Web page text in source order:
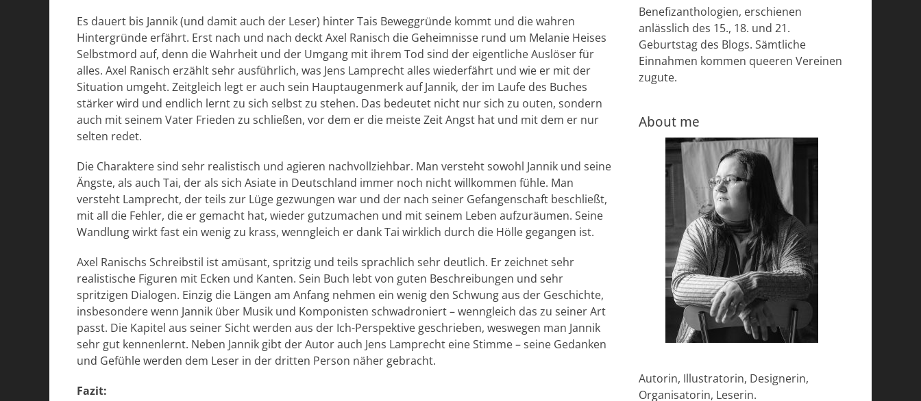
Es dauert bis Jannik (und damit auch der Leser) hinter Tais Beweggründe kommt und die wahren
Hintergründe erfährt. Erst nach und nach deckt Axel Ranisch die Geheimnisse rund um Melanie Heises
Selbstmord auf, denn die Wahrheit und der Umgang mit ihrem Tod sind der eigentliche Auslöser für
alles. Axel Ranisch erzählt sehr ausführlich, was Jens Lamprecht alles wiederfährt und wie er mit der
Situation umgeht. Zeitgleich legt er auch sein Hauptaugenmerk auf Jannik, der im Laufe des Buches
stärker wird und endlich lernt zu sich selbst zu stehen. Das bedeutet nicht nur sich zu outen, sondern
auch mit seinem Vater Frieden zu schließen, vor dem er die meiste Zeit Angst hat und mit dem er nur
selten redet.
Die Charaktere sind sehr realistisch und agieren nachvollziehbar. Man versteht sowohl Jannik und seine
Ängste, als auch Tai, der als sich Asiate in Deutschland immer noch nicht willkommen fühle. Man
versteht Lamprecht, der teils zur Lüge gezwungen war und der nach seiner Gefangenschaft beschließt,
mit all die Fehler, die er gemacht hat, wieder gutzumachen und mit seinem Leben aufzuräumen. Seine
Wandlung wirkt fast ein wenig zu krass, wenngleich er dank Tai wirklich durch die Hölle gegangen ist.
Axel Ranischs Schreibstil ist amüsant, spritzig und teils sprachlich sehr deutlich. Er zeichnet sehr
realistische Figuren mit Ecken und Kanten. Sein Buch lebt von guten Beschreibungen und sehr
spritzigen Dialogen. Einzig die Längen am Anfang nehmen ein wenig den Schwung aus der Geschichte,
insbesondere wenn Jannik über Musik und Komponisten schwadroniert – wenngleich das zu seiner Art
passt. Die Kapitel aus seiner Sicht werden aus der Ich-Perspektive geschrieben, weswegen man Jannik
sehr gut kennenlernt. Neben Jannik gibt der Autor auch Jens Lamprecht eine Stimme – seine Gedanken
und Gefühle werden dem Leser in der dritten Person näher gebracht.
Fazit:
Benefizanthologien, erschienen
anlässlich des 15., 18. und 21.
Geburtstag des Blogs. Sämtliche
Einnahmen kommen queeren Vereinen
zugute.
About me
Autorin, Illustratorin, Designerin,
Organisatorin, Leserin.